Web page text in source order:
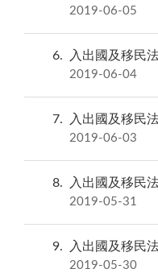
2019-06-05
6 入出國及移民
2019-06-04
7 入出國及移民
2019-06-03
8 入出國及移民
2019-05-31
9 入出國及移民
2019-05-30